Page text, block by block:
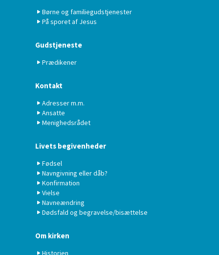
Børne og familiegudstjenester
På sporet af Jesus
Gudstjeneste
Prædikener
Kontakt
Adresser m.m.
Ansatte
Menighedsrådet
Livets begivenheder
Fødsel
Navngivning eller dåb?
Konfirmation
Vielse
Navneændring
Dødsfald og begravelse/bisættelse
Om kirken
Historien